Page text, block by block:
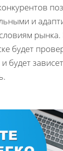
и
рынка.
будет
будет